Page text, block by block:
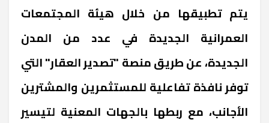
يتم تطبيقها من خلال هيئة المجتمعات
العمرانية الجديدة في عدد من المدن
الجديدة، عن طريق منصة "تصدير العقار" التي
توفر نافذة تفاعلية للمستثمرين والمشترين
الأجانب، مع ربطها بالجهات المعنية لتيسير